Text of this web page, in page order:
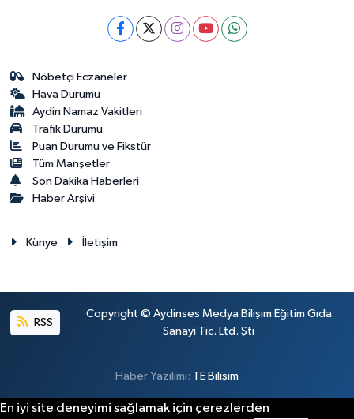
Nöbetçi Eczaneler
Hava Durumu
Aydin Namaz Vakitleri
Trafik Durumu
Puan Durumu ve Fikstür
Tüm Manşetler
Son Dakika Haberleri
Haber Arşivi
Künye İletişim
RSS
Copyright © Aydinses Medya Bilişim Eğitim Gıda
Sanayi Tic. Ltd. Şti
Haber Yazılımı: TE Bilişim
En iyi site deneyimi sağlamak için çerezlerden